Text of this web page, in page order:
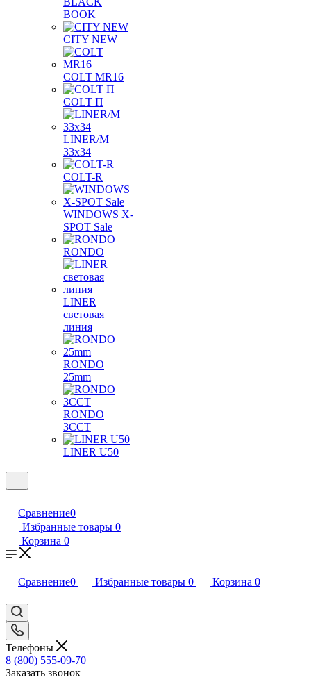
BOOK
CITY NEW
COLT MR16
COLT П
LINER/М
33х34
COLT-R
WINDOWS X-
SPOT Sale
RONDO
LINER
световая
линия
RONDO
25mm
RONDO
3CCT
LINER U50
Сравнение0
Избранные товары 0
Корзина 0
Сравнение0 Избранные товары 0 Корзина 0
Телефоны
8 (800) 555-09-70
Заказать звонок